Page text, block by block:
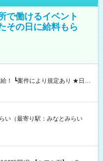
で働けるイベント
その日に給料もら
の日に現金GET♪ お仕事後はコ
す！ 【試用期間】試
い（最寄り駅：みなとみらい